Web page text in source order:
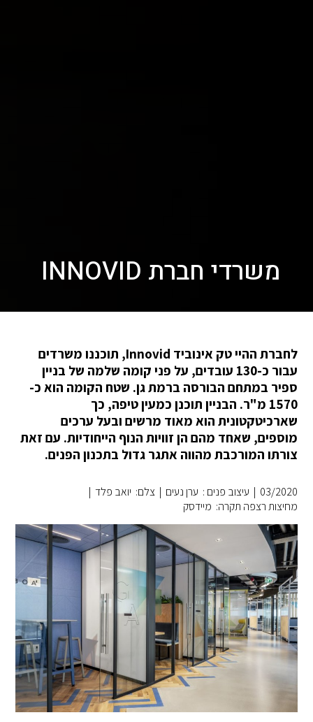
משרדי חברת INNOVID
לחברת ההיי טק אינוביד Innovid, תוכננו משרדים
עבור כ-130 עובדים, על פני קומה שלמה של בניין
ספיר במתחם הבורסה ברמת גן. שטח הקומה הוא כ-
1570 מ"ר. הבניין תוכנן כמעין טיפה, כך
שארכיטקטונית הוא מאוד מרשים ובעל ערכים
מוספים, שאחד מהם הן זוויות הנוף הייחודיות. עם זאת
צורתו המורכבת מהווה אתגר גדול בתכנון הפנים.
03/2020
| עיצוב פנים : ערן נעים | צלם: יואב פלד |
מחיצות רצפה תקרה: מיידסק